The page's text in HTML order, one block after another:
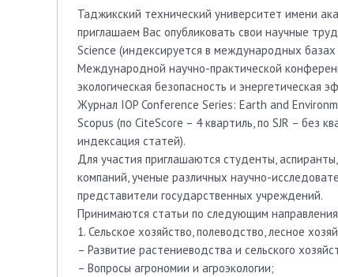
Таджикский технический университет имени
приглашаем Вас опубликовать свои научные
Science (индексируется в международных
Международной научно-практической
экологическая безопасность и энергетическая
Журнал IOP Conference Series: Earth and
Scopus (по CiteScore – 4 квартиль, по SJR – без
индексация статей).
Для участия приглашаются студенты,
компаний, ученые различных научно-
представители государственных учреждений.
Принимаются статьи по следующим
1. Сельское хозяйство, полеводство, лесное
– Развитие растениеводства и сельского
– Вопросы агрономии и агроэкологии;